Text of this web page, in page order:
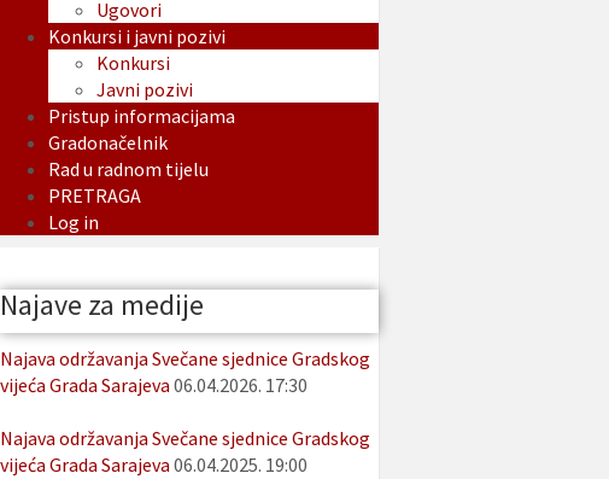
Ugovori
Konkursi i javni pozivi
Konkursi
Javni pozivi
Pristup informacijama
Gradonačelnik
Rad u radnom tijelu
PRETRAGA
Log in
Najave za medije
Najava održavanja Svečane sjednice Gradskog
vijeća Grada Sarajeva 06.04.2026. 17:30
Najava održavanja Svečane sjednice Gradskog
vijeća Grada Sarajeva 06.04.2025. 19:00